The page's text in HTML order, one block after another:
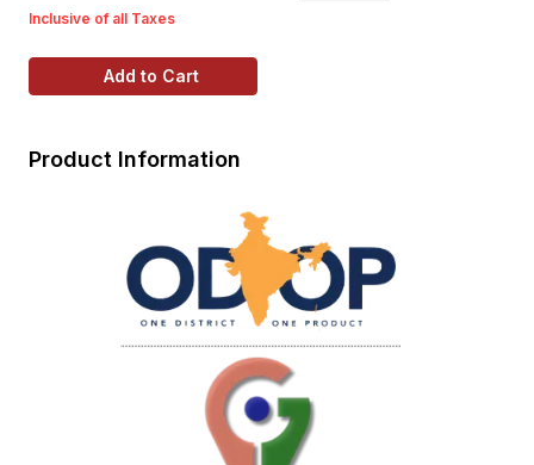
Inclusive of all Taxes
Add to Cart
Product Information